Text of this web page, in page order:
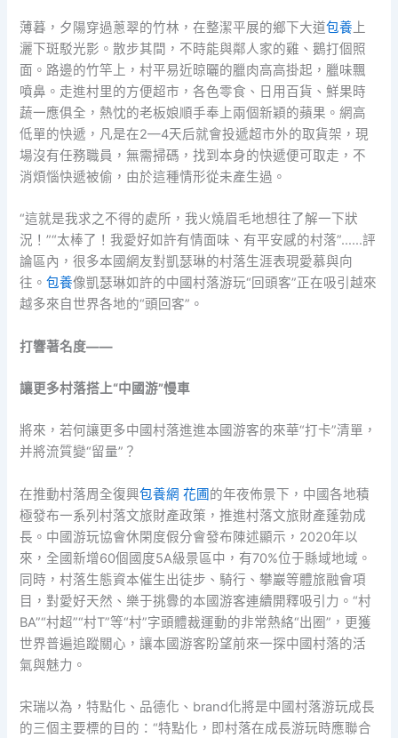
薄暮，夕陽穿過蔥翠的竹林，在整潔平展的鄉下大道包養 上
灑下斑駁光影。散步其間，不時能與鄰人家的雞、鵝打個照
面。路邊的竹竿上，村平易近晾曬的臘肉高高掛起，臘味飄
噴鼻。走進村里的方便超市，各色零食、日用百貨、鮮果時
蔬一應俱全，熱忱的老板娘順手奉上兩個新穎的蘋果。網高
低單的快遞，凡是在2—4天后就會投遞超市外的取貨架，現
場沒有任務職員，無需掃碼，找到本身的快遞便可取走，不
消煩惱快遞被偷，由於這種情形從未產生過。
“這就是我求之不得的處所，我火燒眉毛地想往了解一下狀
況！”“太棒了！我愛好如許有情面味、有平安感的村落”……評
論區內，很多本國網友對凱瑟琳的村落生涯表現愛慕與向
往。包養像凱瑟琳如許的中國村落游玩“回頭客”正在吸引越來
越多來自世界各地的“頭回客”。
打響著名度——
讓更多村落搭上“中國游”慢車
將來，若何讓更多中國村落進進本國游客的來華“打卡”清單，
并將流質變“留量”？
在推動村落周全復興包養網 花圃的年夜佈景下，中國各地積
極發布一系列村落文旅財產政策，推進村落文旅財產蓬勃成
長。中國游玩協會休閑度假分會發布陳述顯示，2020年以
來，全國新增60個國度5A級景區中，有70%位于縣域地域。
同時，村落生態資本催生出徒步、騎行、攀巖等體旅融會項
目，對愛好天然、樂于挑釁的本國游客連續開釋吸引力。“村
BA”“村超”“村T”等“村”字頭體裁運動的非常熱絡“出圈”，更獲
世界普遍追蹤關心，讓本國游客盼望前來一探中國村落的活
氣與魅力。
宋瑞以為，特點化、品德化、brand化將是中國村落游玩成長
的三個主要標的目的：“特點化，即村落在成長游玩時應聯合